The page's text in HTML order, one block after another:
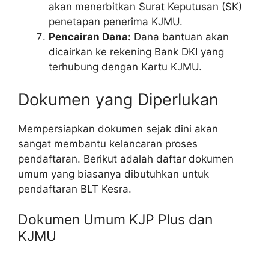
akan menerbitkan Surat Keputusan (SK)
penetapan penerima KJMU.
Pencairan Dana: Dana bantuan akan
dicairkan ke rekening Bank DKI yang
terhubung dengan Kartu KJMU.
Dokumen yang Diperlukan
Mempersiapkan dokumen sejak dini akan
sangat membantu kelancaran proses
pendaftaran. Berikut adalah daftar dokumen
umum yang biasanya dibutuhkan untuk
pendaftaran BLT Kesra.
Dokumen Umum KJP Plus dan
KJMU